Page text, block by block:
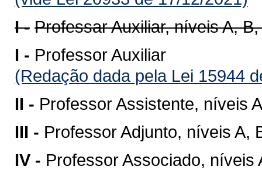
I - Professar Auxiliar, níveis A,
I - Professor Auxiliar
(Redação dada pela Lei 15944
II - Professor Assistente, níveis
III - Professor Adjunto, níveis A,
IV - Professor Associado, níveis